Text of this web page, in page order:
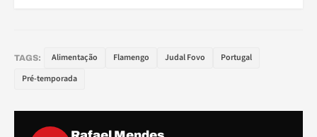
TAGS: Alimentação Flamengo Judal Fovo
Portugal
Pré-temporada